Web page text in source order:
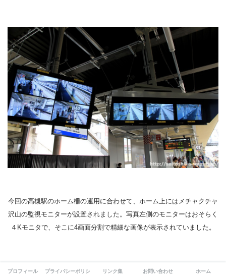
今回の高槻駅のホーム柵の運用に合わせて、ホーム上にはメチャクチャ
沢山の監視モニターが設置されました。写真左側のモニターはおそらく
４Kモニタで、そこに4画面分割で精細な画像が表示されていました。
プロフィール プライバシーポリシー リンク集 お問い合わせ ホーム